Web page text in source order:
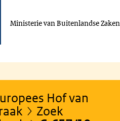
Ministerie van Buitenlandse Zaken
Hof van
Zoek